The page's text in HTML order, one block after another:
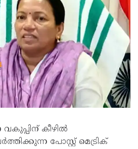
വകുപ്പിന് കീഴിൽ
പോസ്റ്റ് മെട്രിക്